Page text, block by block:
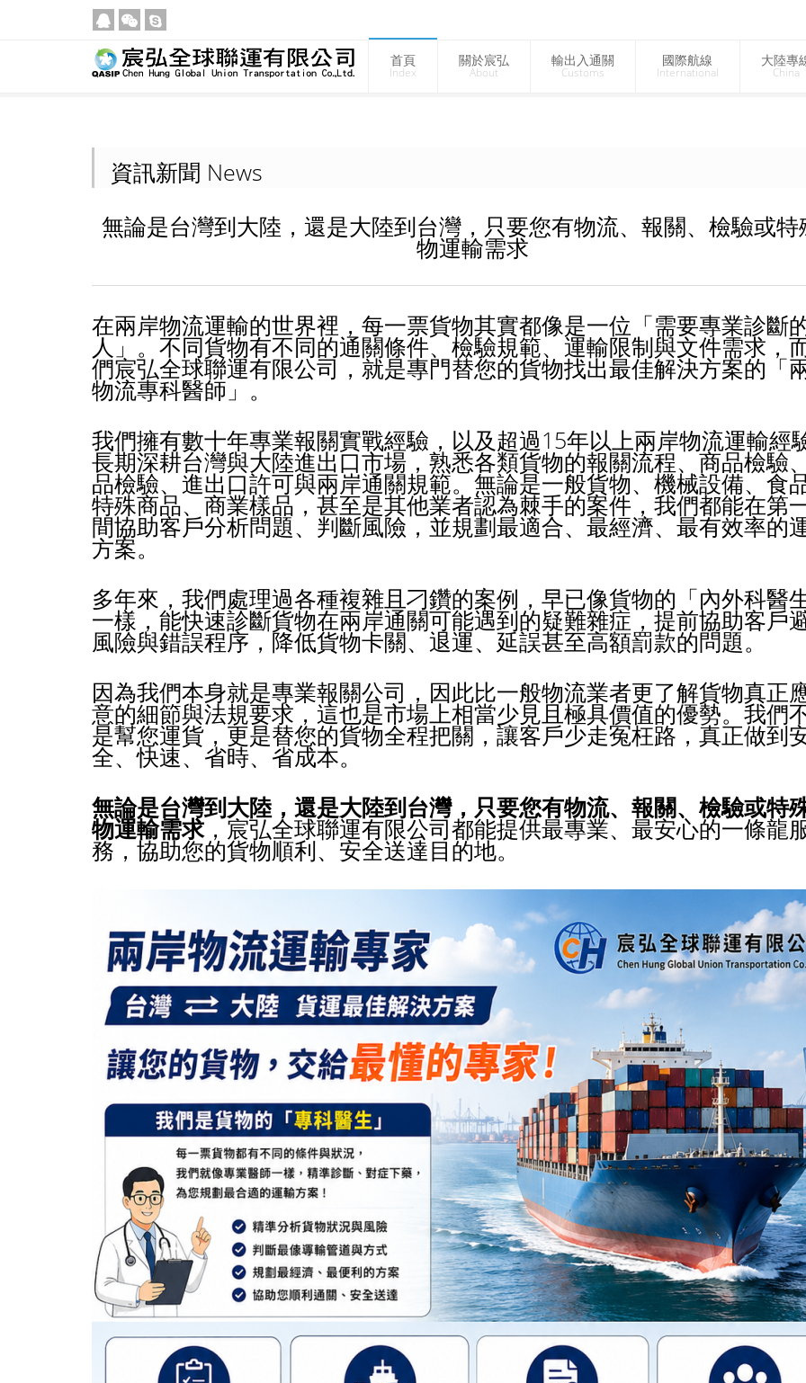
首頁
Index
關於宸弘
About
輸出入通關
Customs
國際航線
International
大陸專
China
資訊新聞 News
無論是台灣到大陸，還是大陸到台灣，只要您有物流、報關、檢驗或特
物運輸需求
在兩岸物流運輸的世界裡，每一票貨物其實都像是一位「需要專業診斷
人」。不同貨物有不同的通關條件、檢驗規範、運輸限制與文件需求，
們宸弘全球聯運有限公司，就是專門替您的貨物找出最佳解決方案的「
物流專科醫師」。
我們擁有數十年專業報關實戰經驗，以及超過15年以上兩岸物流運輸經
長期深耕台灣與大陸進出口市場，熟悉各類貨物的報關流程、商品檢驗
品檢驗、進出口許可與兩岸通關規範。無論是一般貨物、機械設備、食
特殊商品、商業樣品，甚至是其他業者認為棘手的案件，我們都能在第
間協助客戶分析問題、判斷風險，並規劃最適合、最經濟、最有效率的
方案。
多年來，我們處理過各種複雜且刁鑽的案例，早已像貨物的「內外科醫
一樣，能快速診斷貨物在兩岸通關可能遇到的疑難雜症，提前協助客戶
風險與錯誤程序，降低貨物卡關、退運、延誤甚至高額罰款的問題。
因為我們本身就是專業報關公司，因此比一般物流業者更了解貨物真正
意的細節與法規要求，這也是市場上相當少見且極具價值的優勢。我們
是幫您運貨，更是替您的貨物全程把關，讓客戶少走冤枉路，真正做到
全、快速、省時、省成本。
無論是台灣到大陸，還是大陸到台灣，只要您有物流、報關、檢驗或特
物運輸需求，宸弘全球聯運有限公司都能提供最專業、最安心的一條龍
務，協助您的貨物順利、安全送達目的地。